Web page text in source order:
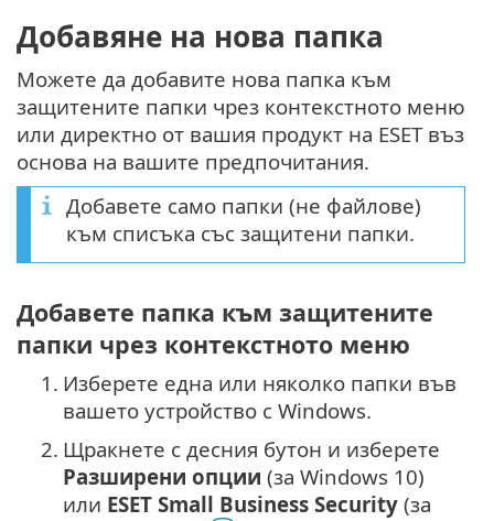
Добавяне на нова папка
Можете да добавите нова папка към
защитените папки чрез контекстното меню
или директно от вашия продукт на ESET въз
основа на вашите предпочитания.
Добавете само папки (не файлове)
към списъка със защитени папки.
Добавете папка към защитените
папки чрез контекстното меню
1. Изберете една или няколко папки във
вашето устройство с Windows.
2. Щракнете с десния бутон и изберете
Разширени опции (за Windows 10)
или ESET Small Business Security (за